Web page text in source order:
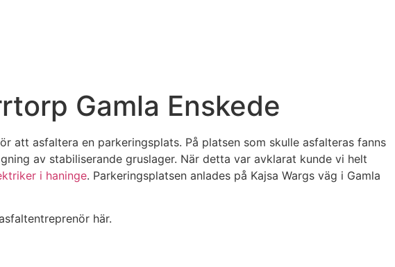
Gamla Enskede
att asfaltera en parkeringsplats. På platsen som skulle asfalteras fanns
av stabiliserande gruslager. När detta var avklarat kunde vi helt
i haninge. Parkeringsplatsen anlades på Kajsa Wargs väg i Gamla
här.